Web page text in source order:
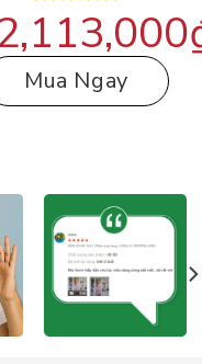
Được xếp
5.00
5 sao
Mua Ngay